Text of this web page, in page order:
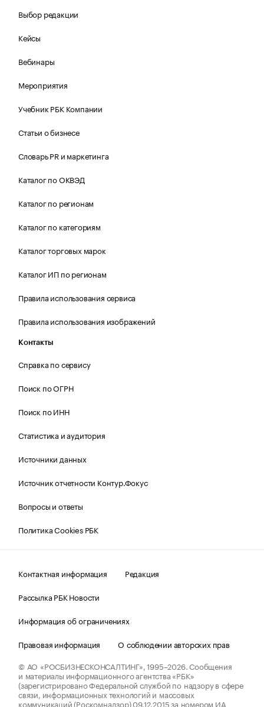
Выбор редакции
Кейсы
Вебинары
Мероприятия
Учебник РБК Компании
Статьи о бизнесе
Словарь PR и маркетинга
Каталог по ОКВЭД
Каталог по регионам
Каталог по категориям
Каталог торговых марок
Каталог ИП по регионам
Правила использования сервиса
Правила использования изображений
Контакты
Справка по сервису
Поиск по ОГРН
Поиск по ИНН
Статистика и аудитория
Источники данных
Источник отчетности Контур.Фокус
Вопросы и ответы
Политика Cookies РБК
Контактная информация
Редакция
Рассылка РБК Новости
Информация об ограничениях
Правовая информация
О соблюдении авторских прав
© АО «РОСБИЗНЕСКОНСАЛТИНГ»,1995–2026.Сообщения
и материалы информационного агентства «РБК»
(зарегистрировано Федеральной службой по надзору в сфере
связи, информационных технологий и массовых
коммуникаций (Роскомнадзор) 09.12.2015 за номером ИА